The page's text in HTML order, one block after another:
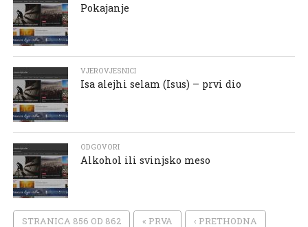
Pokajanje
VJEROVJESNICI
Isa alejhi selam (Isus) – prvi dio
ODGOVORI
Alkohol ili svinjsko meso
STRANICA 856 OD 862 « PRVA ‹ PRETHODNA